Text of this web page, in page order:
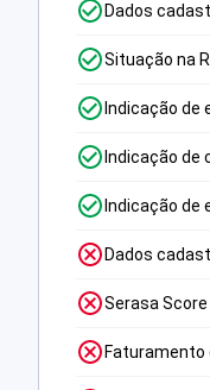
Dados
Situação na
Indicação
Indicação
Indicação de
Dados
Serasa
Faturamento